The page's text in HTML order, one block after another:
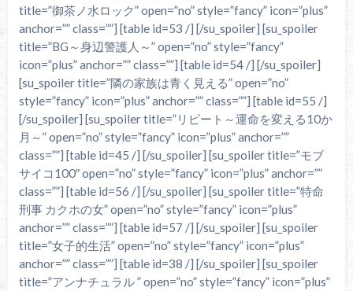
title=”御茶ノ水ロック” open=”no” style=”fancy” icon=”plus”
anchor=”” class=””] [table id=53 /] [/su_spoiler] [su_spoiler
title=”BG～身辺警護人～” open=”no” style=”fancy”
icon=”plus” anchor=”” class=””] [table id=54 /] [/su_spoiler]
[su_spoiler title=”隣の家族は青く見える” open=”no”
style=”fancy” icon=”plus” anchor=”” class=””] [table id=55 /]
[/su_spoiler] [su_spoiler title=”リピート～運命を変える10か
月～” open=”no” style=”fancy” icon=”plus” anchor=””
class=””] [table id=45 /] [/su_spoiler] [su_spoiler title=”モブ
サイコ100″ open=”no” style=”fancy” icon=”plus” anchor=””
class=””] [table id=56 /] [/su_spoiler] [su_spoiler title=”特命
刑事 カクホの女” open=”no” style=”fancy” icon=”plus”
anchor=”” class=””] [table id=57 /] [/su_spoiler] [su_spoiler
title=”女子的生活” open=”no” style=”fancy” icon=”plus”
anchor=”” class=””] [table id=38 /] [/su_spoiler] [su_spoiler
title=”アンナチュラル ” open=”no” style=”fancy” icon=”plus”